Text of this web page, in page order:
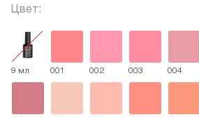
Цвет:
9 мл 001 002 003 004